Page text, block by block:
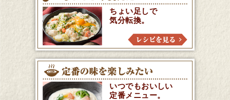
ちょい足しで
気分転換。
いつでもおいしい
定番メニュー。